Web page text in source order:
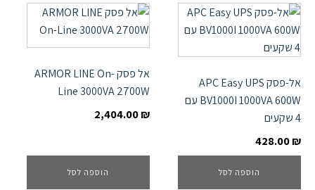
אל-פסק APC Easy UPS
BV1000I 1000VA 600W עם
4 שקעים
428.00₪
הוספה לסל
אל פסק ARMOR LINE On-
Line 3000VA 2700W
2,404.00₪
הוספה לסל